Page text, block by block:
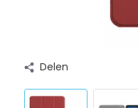
Delen